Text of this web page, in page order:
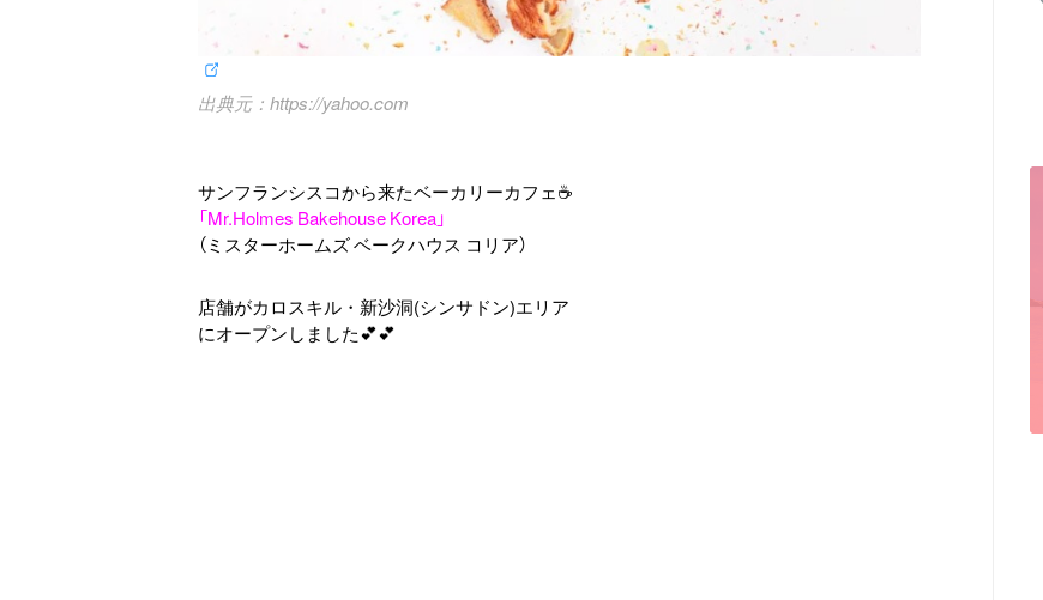
https://yahoo.com
サンフランシスコから来たベーカリーカフェ☕️
「Mr.Holmes Bakehouse Korea」
（ミスターホームズ ベークハウス コリア）
店舗がカロスキル・新沙洞(シンサドン)エリア
にオープンしました💕💕